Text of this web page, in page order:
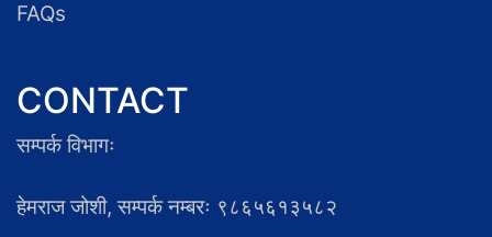
FAQs
CONTACT
सम्पर्क विभागः
हेमराज जोशी, सम्पर्क नम्बरः ९८६५६१३५८२